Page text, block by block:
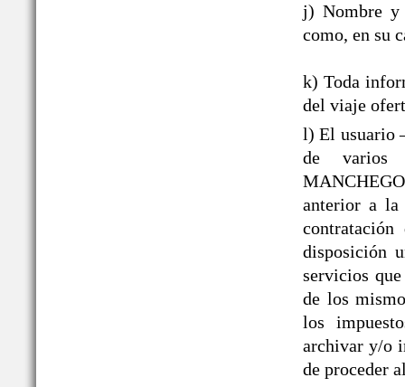
j) Nombre y
como, en su
k) Toda
del viaje
l) El usuario
de varios
anterior a la
disposición
servicios
de los
los
archivar y/o
de proceder